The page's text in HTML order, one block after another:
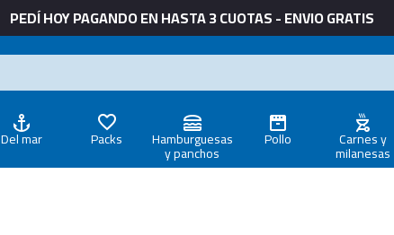
PEDÍ HOY PAGANDO EN HASTA 3 CUOTAS - ENVIO GRATIS
Del mar Packs Hamburguesas
y panchos
Pollo Carnes y
milanesas